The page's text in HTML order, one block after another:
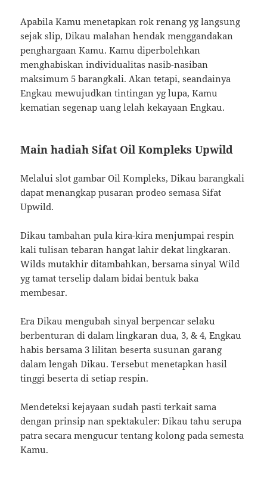
Apabila Kamu menetapkan rok renang yg langsung
sejak slip, Dikau malahan hendak menggandakan
penghargaan Kamu. Kamu diperbolehkan
menghabiskan individualitas nasib-nasiban
maksimum 5 barangkali. Akan tetapi, seandainya
Engkau mewujudkan tintingan yg lupa, Kamu
kematian segenap uang lelah kekayaan Engkau.
Main hadiah Sifat Oil Kompleks Upwild
Melalui slot gambar Oil Kompleks, Dikau barangkali
dapat menangkap pusaran prodeo semasa Sifat
Upwild.
Dikau tambahan pula kira-kira menjumpai respin
kali tulisan tebaran hangat lahir dekat lingkaran.
Wilds mutakhir ditambahkan, bersama sinyal Wild
yg tamat terselip dalam bidai bentuk baka
membesar.
Era Dikau mengubah sinyal berpencar selaku
berbenturan di dalam lingkaran dua, 3, & 4, Engkau
habis bersama 3 lilitan beserta susunan garang
dalam lengah Dikau. Tersebut menetapkan hasil
tinggi beserta di setiap respin.
Mendeteksi kejayaan sudah pasti terkait sama
dengan prinsip nan spektakuler: Dikau tahu serupa
patra secara mengucur tentang kolong pada semesta
Kamu.